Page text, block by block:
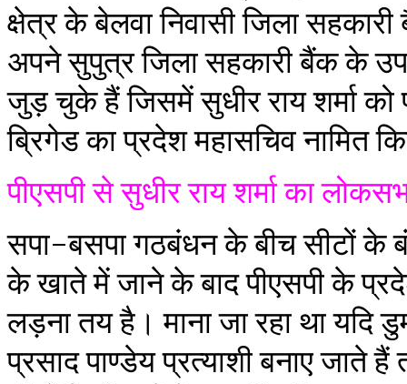
क्षेत्र के बेलवा निवासी जिला सहकारी
अपने सुपुत्र जिला सहकारी बैंक के
जुड़ चुके हैं जिसमें सुधीर राय शर्मा को
ब्रिगेड का प्रदेश महासचिव नामित
पीएसपी से सुधीर राय शर्मा का
सपा-बसपा गठबंधन के बीच सीटों के
के खाते में जाने के बाद पीएसपी के
लड़ना तय है। माना जा रहा था यदि
प्रसाद पाण्डेय प्रत्याशी बनाए जाते